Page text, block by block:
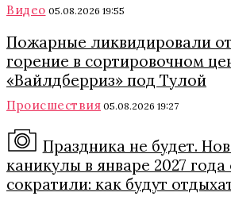
Видео 05.08.2026 19:55
Пожарные ликвидировали
горение в сортировочном
«Вайлдберриз» под Тулой
Происшествия 05.08.2026 19:27
Праздника не будет.
каникулы в январе 2027
сократили: как будут